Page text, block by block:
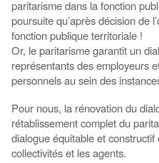
paritarisme dans la fonction
poursuite qu’après décision de
fonction publique territoriale !
Or, le paritarisme garantit un
représentants des employeurs
personnels au sein des
Pour nous, la rénovation du
rétablissement complet du
dialogue équitable et
collectivités et les agents.